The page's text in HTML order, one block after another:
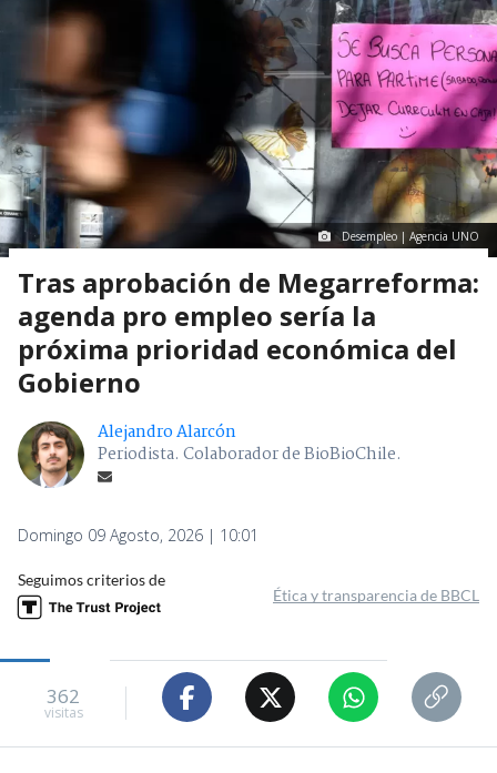
Desempleo | Agencia UNO
Tras aprobación de Megarreforma:
agenda pro empleo sería la
próxima prioridad económica del
Gobierno
Alejandro Alarcón
Periodista. Colaborador de BioBioChile.
Domingo 09 Agosto, 2026 | 10:01
Seguimos criterios de
Ética y transparencia de BBCL
362
visitas